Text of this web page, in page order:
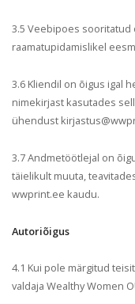
3.5 Veebipoes sooritatud
raamatupidamislikel
3.6 Kliendil on õigus igal
nimekirjast kasutades
ühendust
3.7Andmetöötlejal on
täielikult muuta,
wwprint.ee kaudu.
Autoriõigus
4.1 Kui pole märgitud
valdaja Wealthy Women